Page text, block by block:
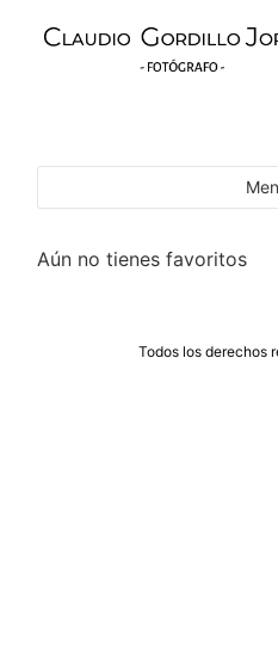
Aún no tienes favoritos
Todos los derechos